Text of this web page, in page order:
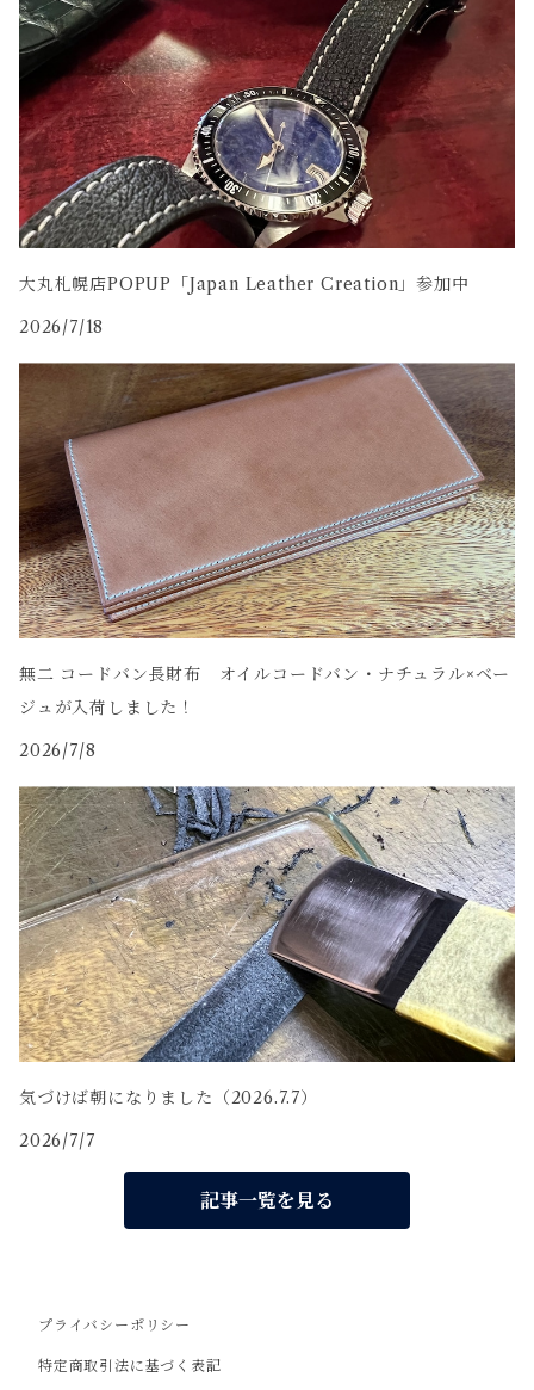
牛革
大丸札幌店POPUP「Japan Leather Creation」参加中
2026/7/18
無二 コードバン長財布 オイルコードバン・ナチュラル×ベー
ジュが入荷しました！
2026/7/8
気づけば朝になりました（2026.7.7）
2026/7/7
記事一覧を見る
プライバシーポリシー
特定商取引法に基づく表記